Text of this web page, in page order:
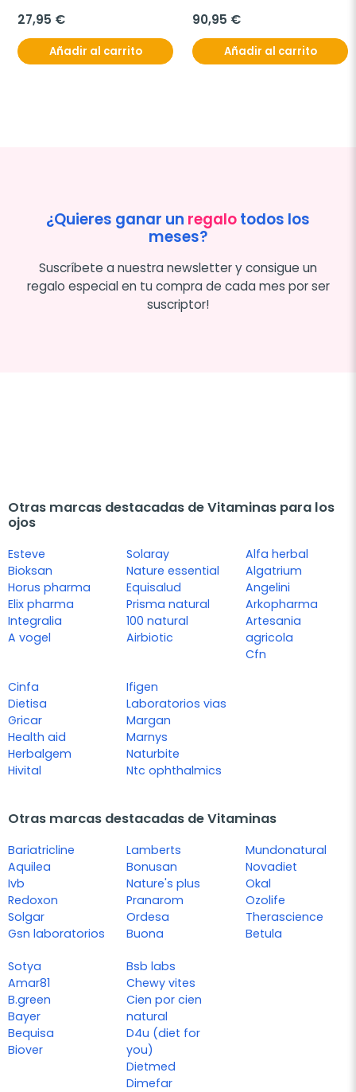
27,95 €
Añadir al carrito
90,95 €
Añadir al carrito
¿Quieres ganar un regalotodos los
meses?
Suscríbete a nuestra newsletter y consigue un
regalo especial en tu compra de cada mes por ser
suscriptor!
Otras marcas destacadas de Vitaminas para los
ojos
Esteve
Bioksan
Horus pharma
Elix pharma
Integralia
A vogel
Solaray
Nature essential
Equisalud
Prisma natural
100 natural
Airbiotic
Alfa herbal
Algatrium
Angelini
Arkopharma
Artesania
agricola
Cfn
Cinfa
Dietisa
Gricar
Health aid
Herbalgem
Hivital
Ifigen
Laboratorios vias
Margan
Marnys
Naturbite
Ntc ophthalmics
Otras marcas destacadas de Vitaminas
Bariatricline
Aquilea
Ivb
Redoxon
Solgar
Gsn laboratorios
Lamberts
Bonusan
Nature's plus
Pranarom
Ordesa
Buona
Mundonatural
Novadiet
Okal
Ozolife
Therascience
Betula
Sotya
Amar81
B.green
Bayer
Bequisa
Biover
Bsb labs
Chewy vites
Cien por cien
natural
D4u (diet for
you)
Dietmed
Dimefar